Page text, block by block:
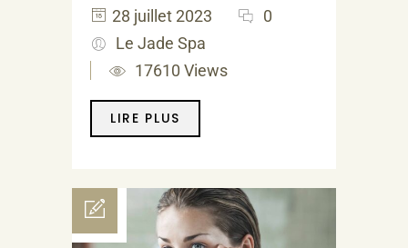
28 juillet 2023
0
Le Jade Spa
17610 Views
LIRE PLUS